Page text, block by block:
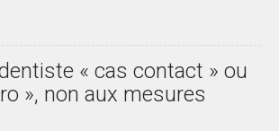
« cas contact » ou
», non aux mesures